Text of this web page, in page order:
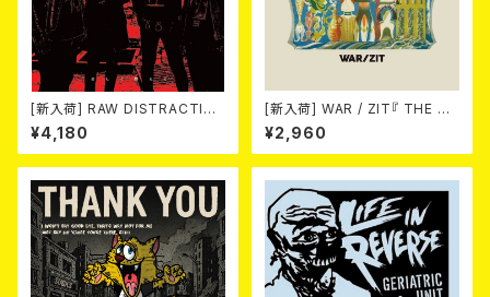
[新入荷] RAW DISTRACTIO
NS / 奇しく燃える (LP)
¥4,180
[新入荷] WAR / ZIT『 THE HE
CK( 12") 』
¥2,960